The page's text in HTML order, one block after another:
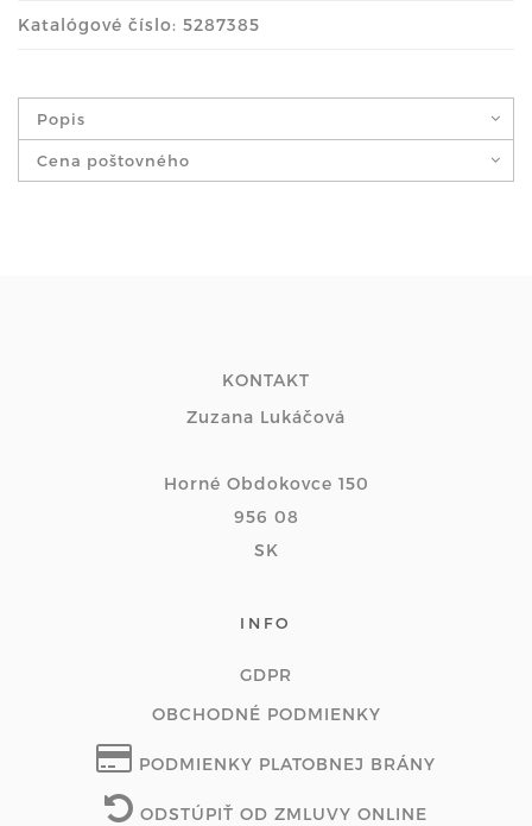
Katalógové číslo: 5287385
Popis
Cena poštovného
KONTAKT
Zuzana Lukáčová
Horné Obdokovce 150
956 08
SK
INFO
GDPR
OBCHODNÉ PODMIENKY
PODMIENKY PLATOBNEJ BRÁNY
ODSTÚPIŤ OD ZMLUVY ONLINE